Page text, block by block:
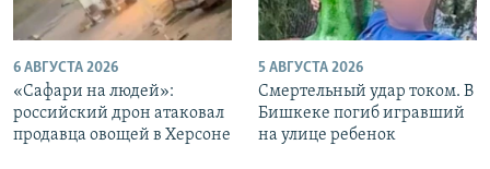
6 АВГУСТА 2026
«Cафари на людей»:
российский дрон атаковал
продавца овощей в Херсоне
5 АВГУСТА 2026
Смертельный удар током. В
Бишкеке погиб игравший
на улице ребенок